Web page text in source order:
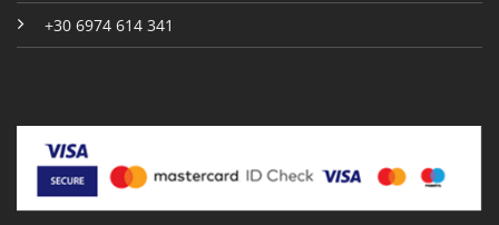
+30 6974 614 341